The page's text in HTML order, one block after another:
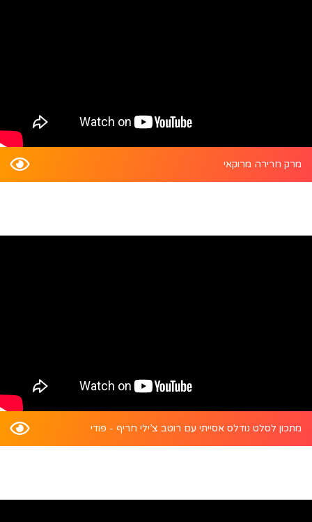
מרק חרירה מרוקאי
מתכון לסלט נודלס אסייתי עם רוטב צ’ילי חריף - פודי